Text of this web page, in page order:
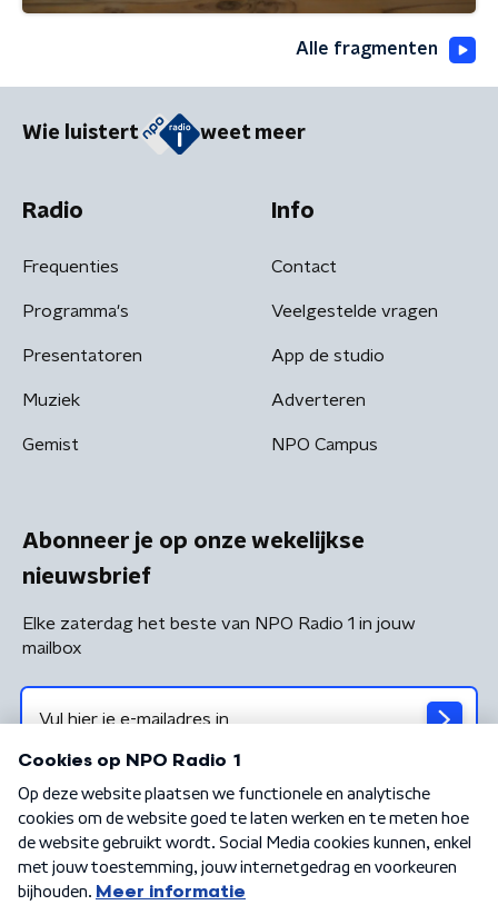
Alle fragmenten
Wie luistert weet meer
Radio
Frequenties
Programma's
Presentatoren
Muziek
Gemist
Info
Contact
Veelgestelde vragen
App de studio
Adverteren
NPO Campus
Abonneer je op onze wekelijkse
nieuwsbrief
Elke zaterdag het beste van NPO Radio 1 in jouw
mailbox
Algemene voorwaarden